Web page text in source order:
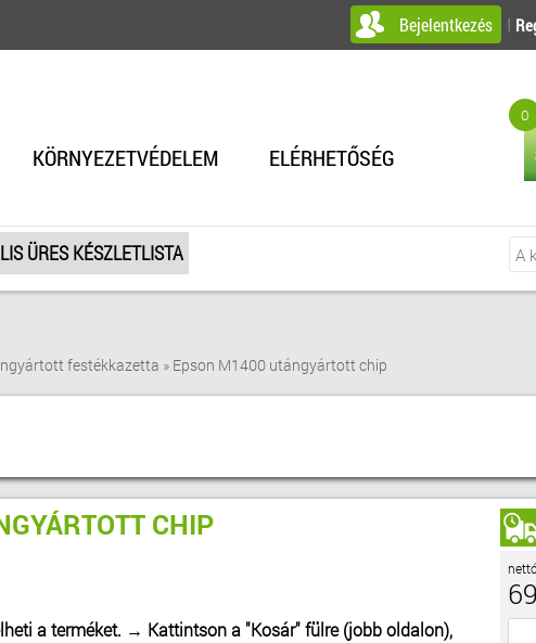
Bejelentkezés I
KÖRNYEZETVÉDELEM ELÉRHETŐSÉG
0
ÜRES KÉSZLETLISTA
festékkazetta » Epson M1400 utángyártott chip
CHIP
a terméket. → Kattintson a "Kosár" fülre (jobb oldalon),